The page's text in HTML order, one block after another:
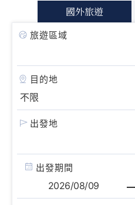
國外旅遊
旅遊區域
目的地
出發地
出發期間